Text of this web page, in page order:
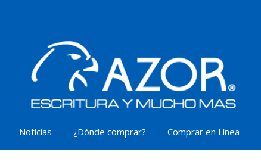
Noticias ¿Dónde comprar? Comprar en Línea